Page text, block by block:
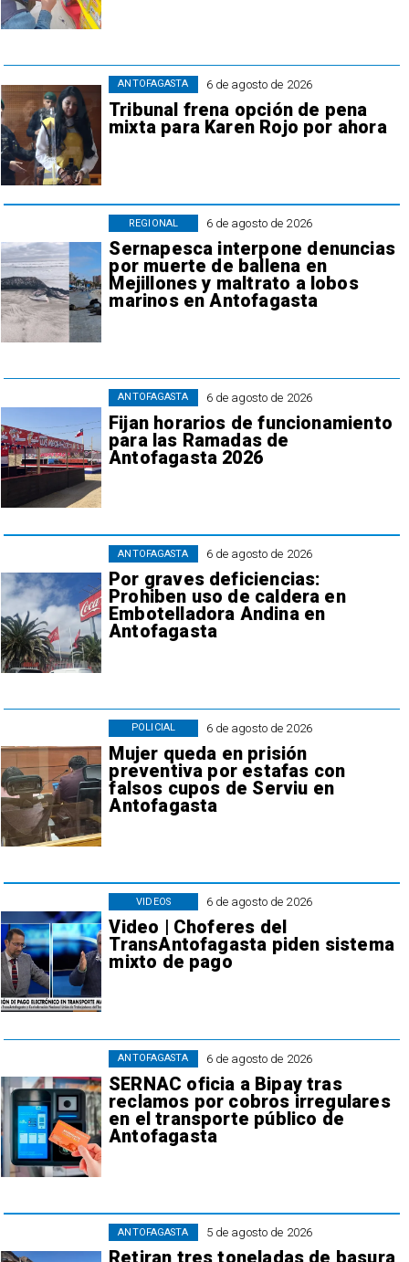
6 de agosto de 2026
Tribunal frena opción de pena
mixta para Karen Rojo por ahora
ANTOFAGASTA
6 de agosto de 2026
Sernapesca interpone denuncias
por muerte de ballena en
Mejillones y maltrato a lobos
marinos en Antofagasta
REGIONAL
6 de agosto de 2026
Fijan horarios de funcionamiento
para las Ramadas de
Antofagasta 2026
ANTOFAGASTA
6 de agosto de 2026
Por graves deficiencias:
Prohiben uso de caldera en
Embotelladora Andina en
Antofagasta
ANTOFAGASTA
6 de agosto de 2026
Mujer queda en prisión
preventiva por estafas con
falsos cupos de Serviu en
Antofagasta
POLICIAL
6 de agosto de 2026
Video | Choferes del
TransAntofagasta piden sistema
mixto de pago
VIDEOS
6 de agosto de 2026
SERNAC oficia a Bipay tras
reclamos por cobros irregulares
en el transporte público de
Antofagasta
ANTOFAGASTA
5 de agosto de 2026
ANTOFAGASTA